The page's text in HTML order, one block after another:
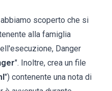
scoperto che si
alla famiglia
Danger
". Inoltre, crea un file
") contenente una nota di